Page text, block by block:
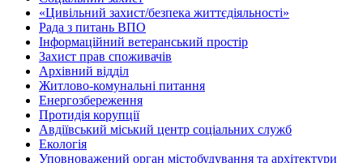
«Цивільний захист/безпека життєдіяльності»
Рада з питань ВПО
Інформаційний ветеранський простір
Захист прав споживачів
Архівний відділ
Житлово-комунальні питання
Енергозбереження
Протидія корупції
Авдіївський міський центр соціальних служб
Екологія
Уповноважений орган містобудування та архітектури